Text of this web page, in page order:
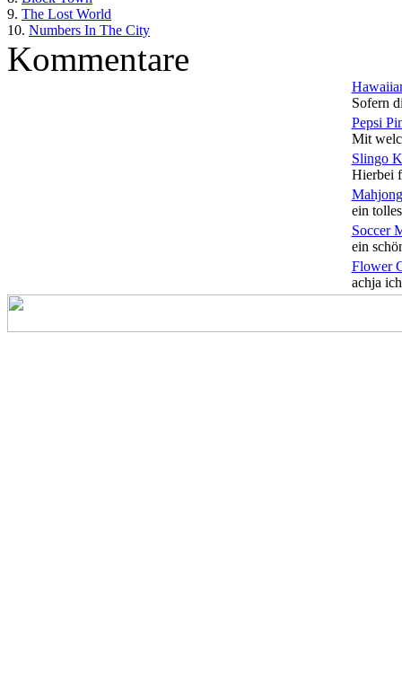
9. The Lost World
10. Numbers In The City
Kommentare
Sofern
Pepsi
Mit
Slingo
Hierbei
ein
Soccer
ein
Flower
achja